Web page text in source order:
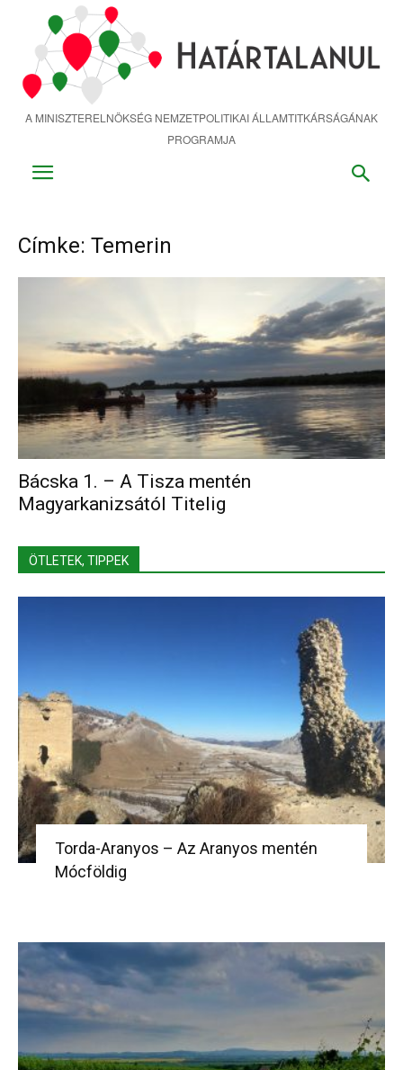
tartalomra
A MINISZTERELNÖKSÉG NEMZETPOLITIKAI ÁLLAMTITKÁRSÁGÁNAK
PROGRAMJA
Címke: Temerin
Bácska 1. – A Tisza mentén
Magyarkanizsától Titelig
ÖTLETEK, TIPPEK
Torda-Aranyos – Az Aranyos mentén
Mócföldig